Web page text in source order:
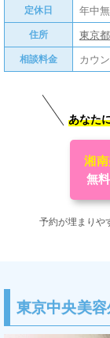
定休日 年中
住所 東京
相談料金 カウ
あなた
湘
無
予約が埋まりや
東京中央美